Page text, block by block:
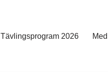
Tävlingsprogram 2026